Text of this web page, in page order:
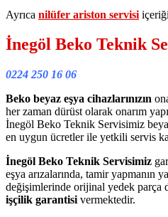
Ayrıca nilüfer ariston servisi
İnegöl Beko Teknik
0224 250 16 06
Beko beyaz eşya cihazlarınızın
her zaman dürüst olarak onarım
İnegöl Beko Teknik Servisimiz
en uygun ücretler ile yetkili servis
İnegöl Beko Teknik Servisimiz
eşya arızalarında, tamir yapmanın
değişimlerinde orijinal yedek parça
işçilik garantisi vermektedir.